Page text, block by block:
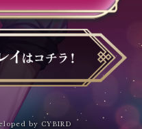
by CYBIRD